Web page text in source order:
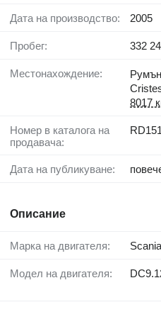
Дата на производство: 2005
Пробег: 332
Местонахождение:
8017
Номер в каталога на
продавача:
Дата на публикуване:
Описание
Марка на двигателя: Scania
Модел на двигателя: